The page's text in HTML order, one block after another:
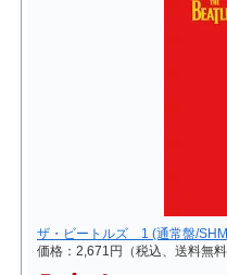
ザ・ビートルズ 1 (通常盤/
価格：2,671円（税込、送料無